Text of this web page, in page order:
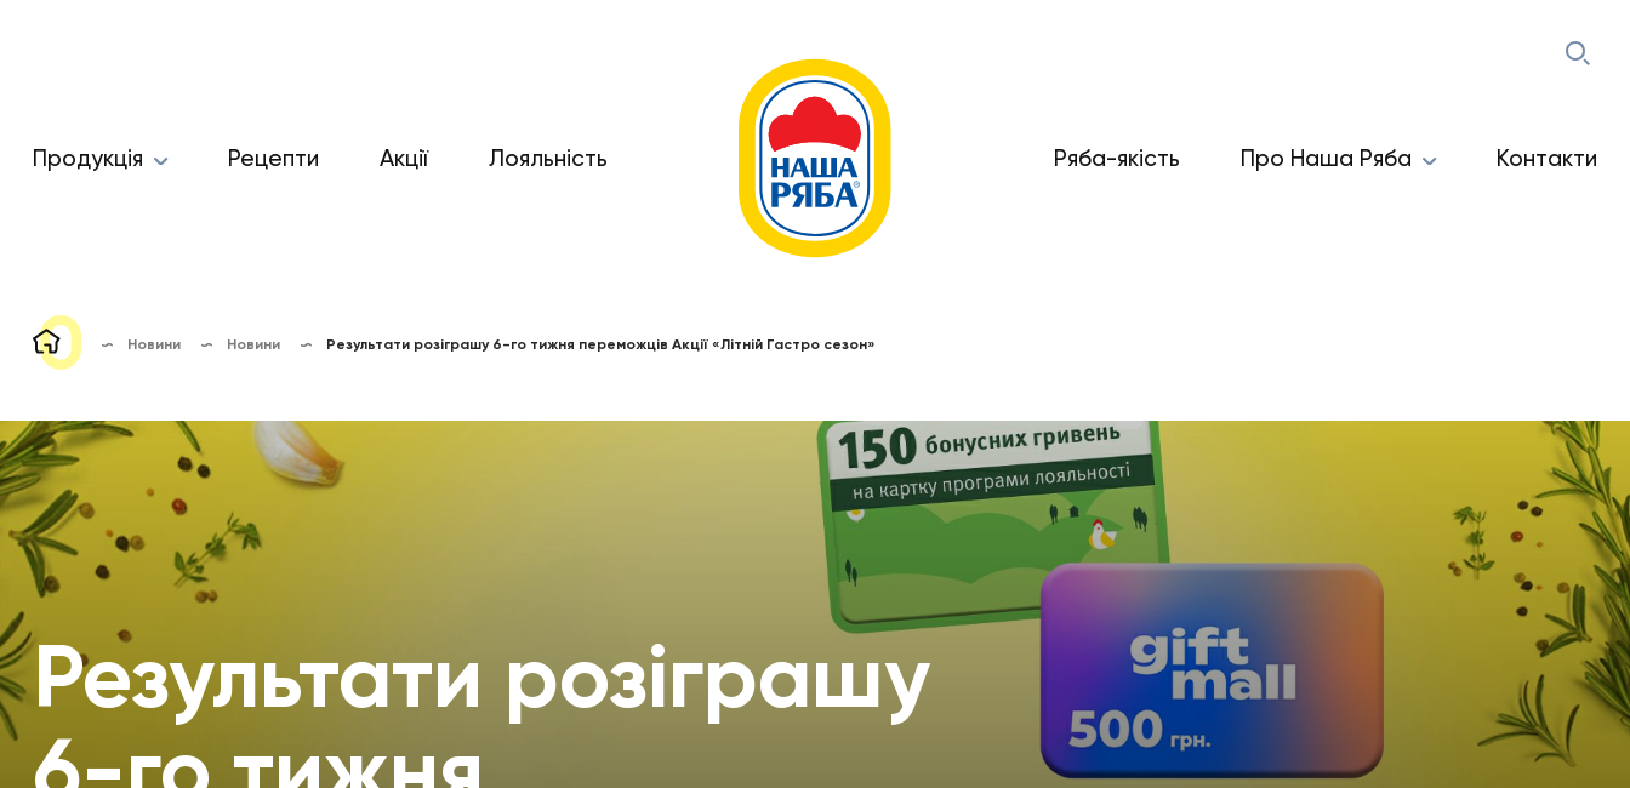
Продукція Рецепти Акції Лояльність Ряба-якість Про Наша Ряба Контакти
Новини Новини Результати розіграшу 6-го тижня переможців Акції «Літній Гастро сезон»
Результати розіграшу